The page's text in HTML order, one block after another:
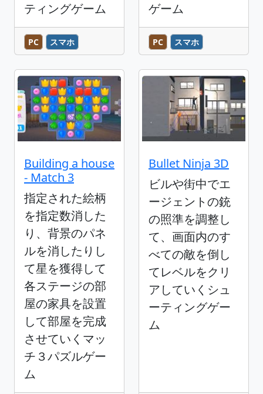
ティングゲーム
PC スマホ
ゲーム
PC スマホ
Building a house
- Match 3
指定された絵柄
を指定数消した
り、背景のパネ
ルを消したりし
て星を獲得して
各ステージの部
屋の家具を設置
して部屋を完成
させていくマッ
チ３パズルゲー
ム
Bullet Ninja 3D
ビルや街中でエ
ージェントの銃
の照準を調整し
て、画面内のす
べての敵を倒し
てレベルをクリ
アしていくシュ
ーティングゲー
ム